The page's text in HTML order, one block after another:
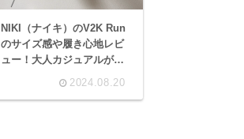
NIKI（ナイキ）のV2K Run
のサイズ感や履き心地レビ
ュー！大人カジュアルが叶
2024.08.20